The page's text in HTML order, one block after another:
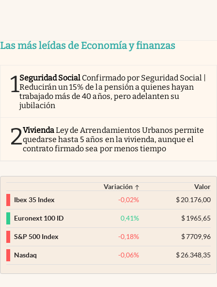
Las más leídas de Economía y finanzas
1Seguridad Social Confirmado por Seguridad Social |
Reducirán un 15% de la pensión a quienes hayan
trabajado más de 40 años, pero adelanten su
jubilación
2ViviendaLey de Arrendamientos Urbanos permite
quedarse hasta 5 años en la vivienda, aunque el
contrato firmado sea por menos tiempo
Variación
Valor
Ibex 35 Index
-0,02% $20.176,00
Euronext 100 ID 0,41% $1965,65
S&P 500 Index -0,18% $7709,96
Nasdaq -0,06% $26.348,35